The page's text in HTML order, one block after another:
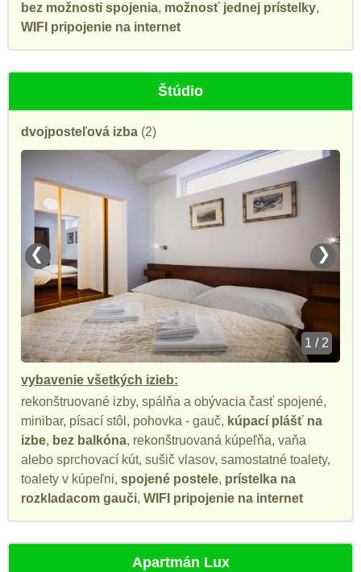
bez možnosti spojenia, možnosť jednej prístelky,
WIFI pripojenie na internet
Štúdio
dvojposteľová izba (2)
❮ ❯
1 / 2
vybavenie všetkých izieb:
rekonštruované izby, spálňa a obývacia časť spojené,
minibar, písací stôl, pohovka - gauč, kúpací plášť na
izbe, bez balkóna, rekonštruovaná kúpeľňa, vaňa
alebo sprchovací kút, sušič vlasov, samostatné toalety,
toalety v kúpeľni, spojené postele, prístelka na
rozkladacom gauči, WIFI pripojenie na internet
Apartmán Lux